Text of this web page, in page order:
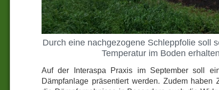
Durch eine nachgezogene Schleppfolie soll
Temperatur im Boden
Auf der Interaspa Praxis im September soll
Dämpfanlage präsentiert werden. Zudem haben